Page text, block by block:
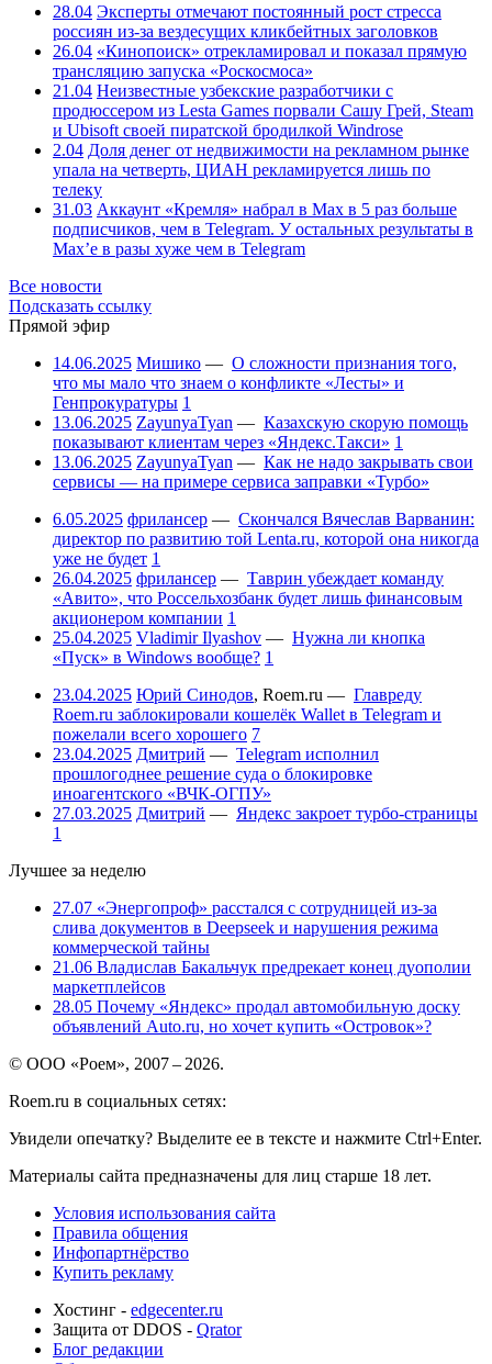
28.04 Эксперты отмечают постоянный рост стресса
россиян из-за вездесущих кликбейтных заголовков
26.04 «Кинопоиск» отрекламировал и показал прямую
трансляцию запуска «Роскосмоса»
21.04 Неизвестные узбекские разработчики с
продюссером из Lesta Games порвали Сашу Грей, Steam
и Ubisoft своей пиратской бродилкой Windrose
2.04 Доля денег от недвижимости на рекламном рынке
упала на четверть, ЦИАН рекламируется лишь по
телеку
31.03 Аккаунт «Кремля» набрал в Max в 5 раз больше
подписчиков, чем в Telegram. У остальных результаты в
Max’е в разы хуже чем в Telegram
Все новости
Подсказать ссылку
Прямой эфир
14.06.2025 Мишико — О сложности признания того,
что мы мало что знаем о конфликте «Лесты» и
Генпрокуратуры 1
13.06.2025 ZayunyaTyan — Казахскую скорую помощь
показывают клиентам через «Яндекс.Такси» 1
13.06.2025 ZayunyaTyan — Как не надо закрывать свои
сервисы — на примере сервиса заправки «Турбо»
6.05.2025 фрилансер — Скончался Вячеслав Варванин:
директор по развитию той Lenta.ru, которой она никогда
уже не будет 1
26.04.2025 фрилансер — Таврин убеждает команду
«Авито», что Россельхозбанк будет лишь финансовым
акционером компании 1
25.04.2025 Vladimir Ilyashov — Нужна ли кнопка
«Пуск» в Windows вообще? 1
23.04.2025 Юрий Синодов, Roem.ru — Главреду
Roem.ru заблокировали кошелёк Wallet в Telegram и
пожелали всего хорошего 7
23.04.2025 Дмитрий — Telegram исполнил
прошлогоднее решение суда о блокировке
иноагентского «ВЧК-ОГПУ»
27.03.2025 Дмитрий — Яндекс закроет турбо-страницы
1
Лучшее за неделю
27.07 «Энергопроф» расстался с сотрудницей из-за
слива документов в Deepseek и нарушения режима
коммерческой тайны
21.06 Владислав Бакальчук предрекает конец дуополии
маркетплейсов
28.05 Почему «Яндекс» продал автомобильную доску
объявлений Auto.ru, но хочет купить «Островок»?
© ООО «Роем», 2007 – 2026.
Roem.ru в социальных сетях:
Увидели опечатку? Выделите ее в тексте и нажмите Ctrl+Enter.
Материалы сайта предназначены для лиц старше 18 лет.
Условия использования сайта
Правила общения
Инфопартнёрство
Купить рекламу
Хостинг - edgecenter.ru
Защита от DDOS - Qrator
Блог редакции